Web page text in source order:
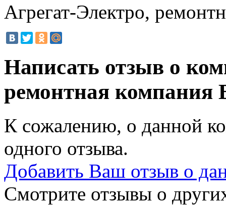
Агрегат-Электро,
Написать отзыв о
ремонтная компания
К сожалению, о данной
одного отзыва.
Добавить Ваш отзыв о
Смотрите отзывы о